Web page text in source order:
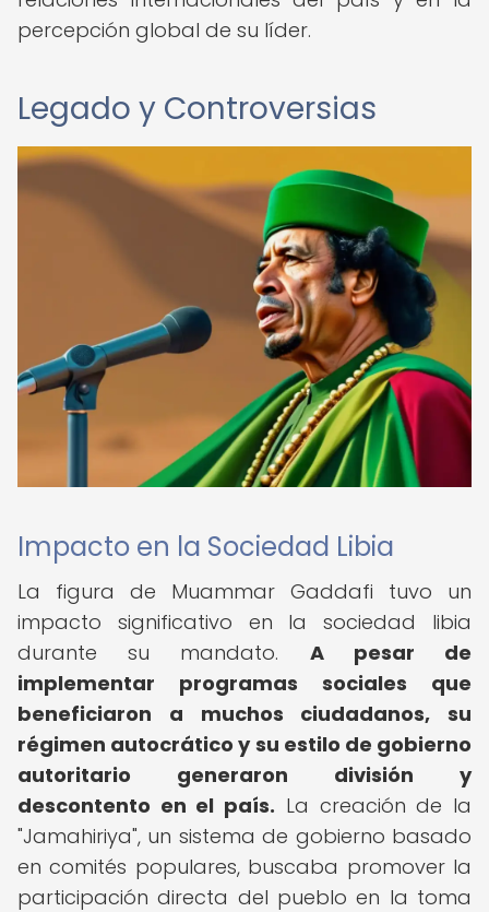
percepción global de su líder.
Legado y Controversias
Impacto en la Sociedad Libia
La figura de Muammar Gaddafi tuvo un
impacto significativo en la sociedad libia
durante su mandato. A pesar de
implementar programas sociales que
beneficiaron a muchos ciudadanos, su
régimen autocrático y su estilo de gobierno
autoritario generaron división y
descontento en el país. La creación de la
"Jamahiriya", un sistema de gobierno basado
en comités populares, buscaba promover la
participación directa del pueblo en la toma